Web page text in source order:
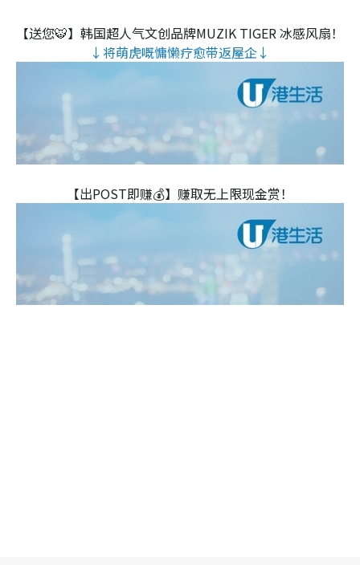
【送您🐯】韩国超人气文创品牌MUZIK TIGER 冰感风扇！
↓将萌虎嘅慵懒疗愈带返屋企↓
【出POST即赚💰】赚取无上限现金赏！